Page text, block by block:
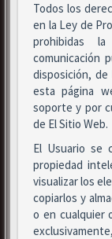
Todos los
en la Ley de
prohibidas
comunicación
disposición,
esta página
soporte y por
de El Sitio Web.
El Usuario se
propiedad
visualizar los
copiarlos y
o en cualquier